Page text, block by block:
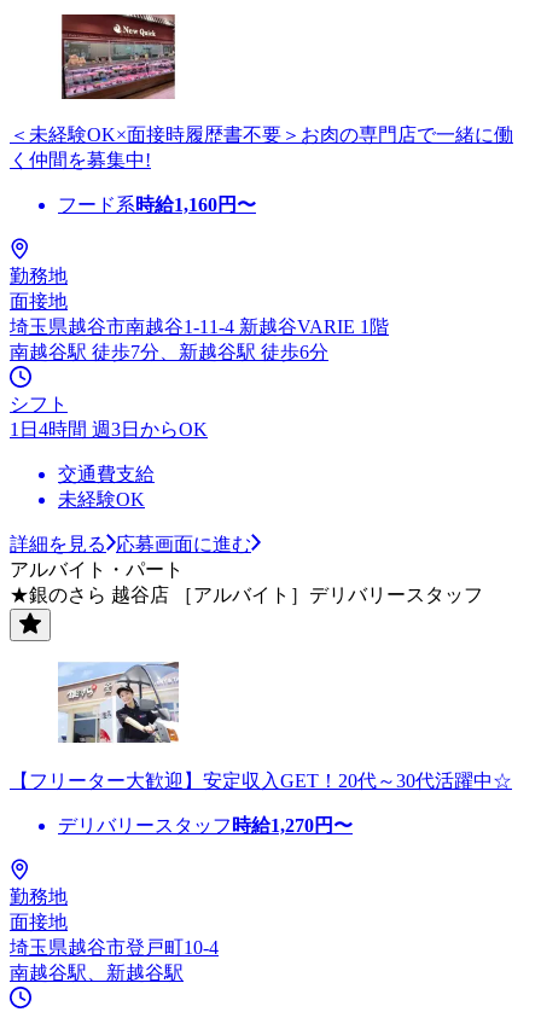
＜未経験OK×面接時履歴書不要＞お肉の専門店で一緒に働
く仲間を募集中!
フード系時給1,160円〜
勤務地
面接地
埼玉県越谷市南越谷1-11-4 新越谷VARIE 1階
南越谷駅 徒歩7分、新越谷駅 徒歩6分
シフト
1日4時間 週3日からOK
交通費支給
未経験OK
詳細を見る
応募画面に進む
アルバイト・パート
★銀のさら 越谷店 ［アルバイト］デリバリースタッフ
【フリーター大歓迎】安定収入GET！20代～30代活躍中☆
デリバリースタッフ 時給1,270円〜
勤務地
面接地
埼玉県越谷市登戸町10-4
南越谷駅、新越谷駅